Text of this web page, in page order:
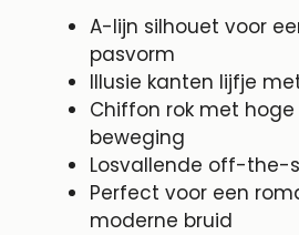
A-lijn silhouet voor
pasvorm
Illusie kanten lijfje
Chiffon rok met
beweging
Losvallende off-the-
Perfect voor een
moderne bruid